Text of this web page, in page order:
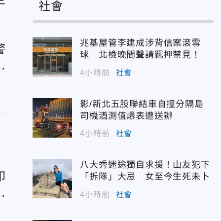
社會
兆基屋管李建成涉背信案滾雪
球 北檢晚間聲請羈押禁見！
4小時前 社會
影/新北五股聯結車自撞分隔島
司機酒測值爆表遭送辦
4小時前 社會
八大秀迷途獨自求援！山友犯下
「拆隊」大忌 女至今生死未卜
4小時前 社會